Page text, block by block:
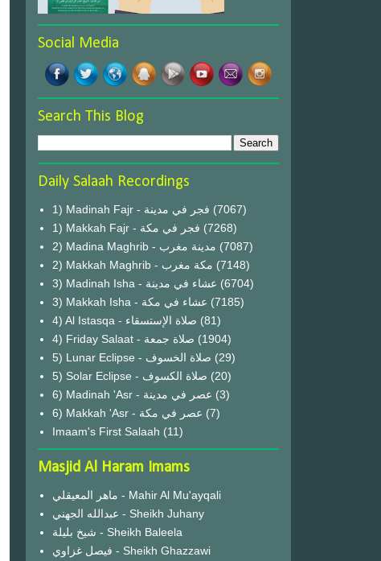
Social Media
Search This Blog
Daily Salaah Recordings
1) Madinah Fajr - فجر في مدينة (7067)
1) Makkah Fajr - فجر في مكة (7268)
2) Madina Maghrib - مدينة مغرب (7087)
2) Makkah Maghrib - مكة مغرب (7148)
3) Madinah Isha - عشاء في مدينة (6704)
3) Makkah Isha - عشاء في مكة (7185)
4) Al Istasqa - صلاة الإستسقاء (81)
4) Friday Salaat - صلاة جمعة (1904)
5) Lunar Eclipse - صلاة الخسوف (29)
(20)
6) Madinah 'Asr - عصر في مدينة (3)
6) Makkah 'Asr - عصر في مكة (7)
Imaam's First Salaah (11)
Masjid Al Haram Imams
ماهر المعيقلي - Mahir Al Mu'ayqali
عبدالله الجهني - Sheikh Juhany
شيخ بليلة - Sheikh Baleela
فيصل غزاوي - Sheikh Ghazzawi